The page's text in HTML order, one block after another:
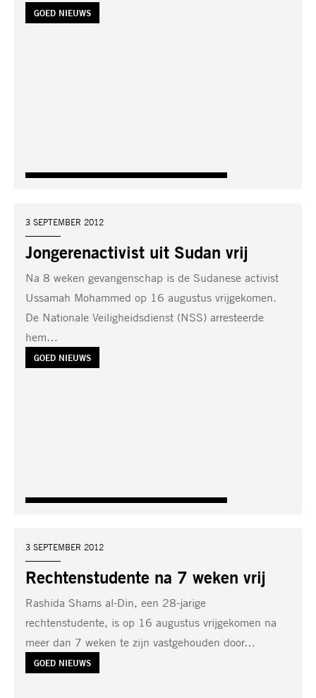
TAG:
GOED NIEUWS
Jongerenactivist uit Sudan vrij
TAG:
GOED NIEUWS
DATUM:
3 SEPTEMBER 2012
Na 8 weken gevangenschap is de Sudanese activist
Ussamah Mohammed op 16 augustus vrijgekomen.
De Nationale Veiligheidsdienst (NSS) arresteerde
hem…
Rechtenstudente na 7 weken vrij
TAG:
GOED NIEUWS
DATUM:
3 SEPTEMBER 2012
Rashida Shams al-Din, een 28-jarige
rechtenstudente, is op 16 augustus vrijgekomen na
meer dan 7 weken te zijn vastgehouden door…